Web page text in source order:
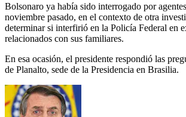
Bolsonaro ya había sido interrogado por
noviembre pasado, en el contexto de otra
determinar si interfirió en la Policía Federal en
relacionados con sus familiares.
En esa ocasión, el presidente respondió las
de Planalto, sede de la Presidencia en Brasilia.